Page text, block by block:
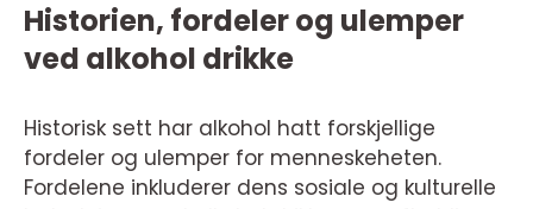
Historien, fordeler og ulemper
ved alkohol drikke
Historisk sett har alkohol hatt forskjellige
fordeler og ulemper for menneskeheten.
Fordelene inkluderer dens sosiale og kulturelle